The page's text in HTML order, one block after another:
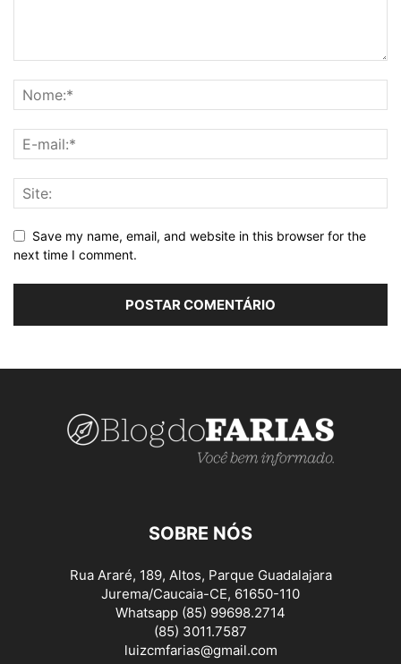
Save my name, email, and website in this browser for the
next time I comment.
SOBRE NÓS
Rua Araré, 189, Altos, Parque Guadalajara
Jurema/Caucaia-CE, 61650-110
Whatsapp (85) 99698.2714
(85) 3011.7587
luizcmfarias@gmail.com